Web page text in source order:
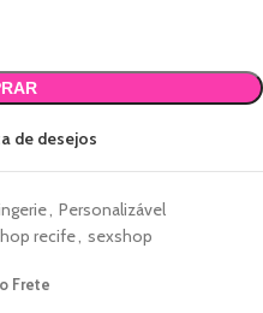
de desejos
, Personalizável
recife, sexshop
Frete